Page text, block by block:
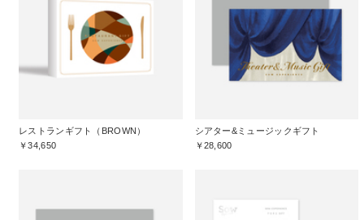
レストランギフト（BROWN）
￥34,650
シアター&ミュージックギフト
￥28,600